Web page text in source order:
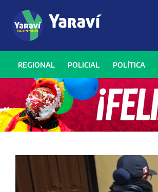
REGIONAL POLICIAL POLÍTICA